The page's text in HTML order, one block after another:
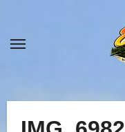
content